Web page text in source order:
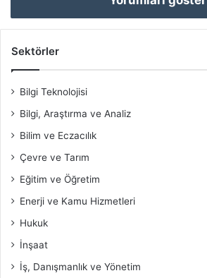
Sektörler
Bilgi Teknolojisi
Bilgi, Araştırma ve Analiz
Bilim ve Eczacılık
Çevre ve Tarım
Eğitim ve Öğretim
Enerji ve Kamu Hizmetleri
Hukuk
İnşaat
İş, Danışmanlık ve Yönetim